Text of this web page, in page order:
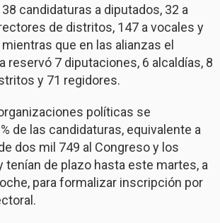
candidaturas a diputados, 32 a
de distritos, 147 a vocales y
que en las alianzas el
reservó 7 diputaciones, 6 alcaldías, 8
y 71 regidores.
políticas se
de las candidaturas, equivalente a
dos mil 749 al Congreso y los
tenían de plazo hasta este martes, a
para formalizar inscripción por